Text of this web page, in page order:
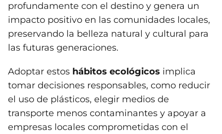
profundamente con el destino y genera un
impacto positivo en las comunidades locales,
preservando la belleza natural y cultural para
las futuras generaciones.
Adoptar estos hábitos ecológicos implica
tomar decisiones responsables, como reducir
el uso de plásticos, elegir medios de
transporte menos contaminantes y apoyar a
empresas locales comprometidas con el